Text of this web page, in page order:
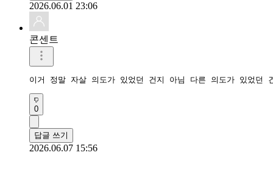
2026.06.01 23:06
콘센트
이거 정말 자살 의도가 있었던 건지 아님 다른 의도가 있었던
0
답글 쓰기
2026.06.07 15:56